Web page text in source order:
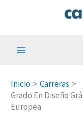
Inicio
Carreras
Grado En Diseño
Europea